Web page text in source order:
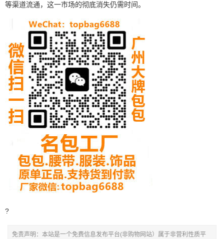
等渠道流通，这一市场的彻底消失仍需时间。
?
免责声明：本站是一个免费信息发布平台(非购物网站）属于非营利性质平